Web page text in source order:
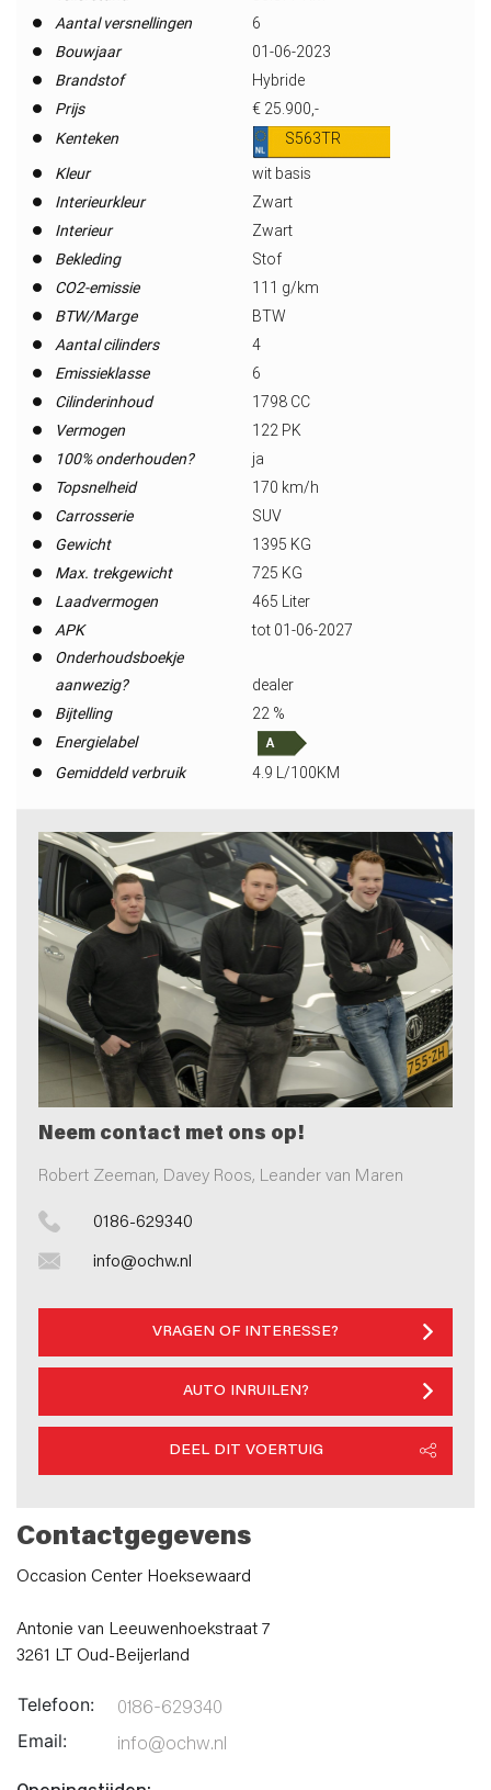
Aantal versnellingen
6
Bouwjaar
01-06-2023
Brandstof
Hybride
Prijs
€ 25.900,-
Kenteken
S563TR
Kleur
wit basis
Interieurkleur
Zwart
Interieur
Zwart
Bekleding
Stof
CO2-emissie
111 g/km
BTW/Marge
BTW
Aantal cilinders
4
Emissieklasse
6
Cilinderinhoud
1798 CC
Vermogen
122 PK
100% onderhouden?
ja
Topsnelheid
170 km/h
Carrosserie
SUV
Gewicht
1395 KG
Max. trekgewicht
725 KG
Laadvermogen
465 Liter
APK
tot 01-06-2027
Onderhoudsboekje
aanwezig?
dealer
Bijtelling
22 %
Energielabel
Gemiddeld verbruik
4.9 L/100KM
Neem contact met ons op!
Robert Zeeman, Davey Roos, Leander van Maren
0186-629340
info@ochw.nl
VRAGEN OF INTERESSE?
AUTO INRUILEN?
DEEL DIT VOERTUIG
Contactgegevens
Occasion Center Hoeksewaard
Antonie van Leeuwenhoekstraat 7
3261 LT Oud-Beijerland
Telefoon: 0186-629340
Email: info@ochw.nl